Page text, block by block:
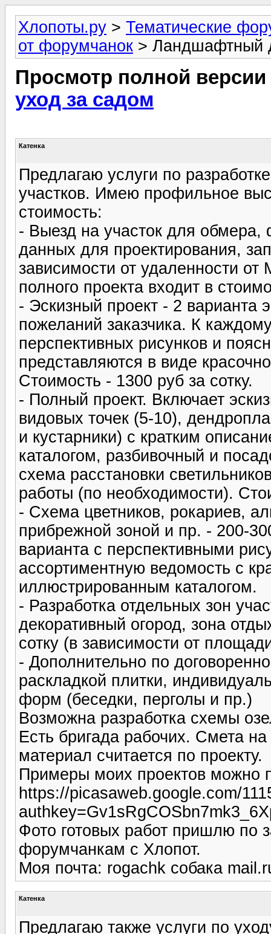
Хлопоты.ру > Тематические
от форумчанок > Ландшафтный
Просмотр полной
уход за садом
Катенка
Предлагаю услуги по
участков. Имею профильное
стоимость:
- Выезд на участок для
данных для проектирования,
зависимости от удаленности
полного проекта входит в
- Эскизный проект - 2 варианта
пожеланий заказчика. К
перспективных рисунков и
представляются в виде
Стоимость - 1300 руб за сотку.
- Полный проект. Включает
видовых точек (5-10),
и кустарники) с кратким
каталогом, разбивочный и
схема расстановки
работы (по необходимости).
- Схема цветников, рокариев,
прибрежной зоной и пр. - 200-
варианта с перспективными
ассортиментную ведомость с
иллюстрированным каталогом.
- Разработка отдельных зон
декоративный огород, зона
сотку (в зависимости от
- Дополнительно по
раскладкой плитки,
форм (беседки, перголы и пр.)
Возможна разработка схемы
Есть бригада рабочих. Смета
материал считается по проекту.
Примеры моих проектов можно
https://picasaweb.google.com/
Фото готовых работ пришлю по
форумчанкам с Хлопот.
Моя почта: rogachk собака
Катенка
Предлагаю также услуги по